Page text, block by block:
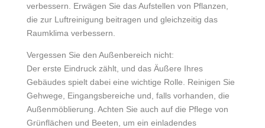
verbessern. Erwägen Sie das Aufstellen von Pflanzen,
die zur Luftreinigung beitragen und gleichzeitig das
Raumklima verbessern.
Vergessen Sie den Außenbereich nicht:
Der erste Eindruck zählt, und das Äußere Ihres
Gebäudes spielt dabei eine wichtige Rolle. Reinigen Sie
Gehwege, Eingangsbereiche und, falls vorhanden, die
Außenmöblierung. Achten Sie auch auf die Pflege von
Grünflächen und Beeten, um ein einladendes